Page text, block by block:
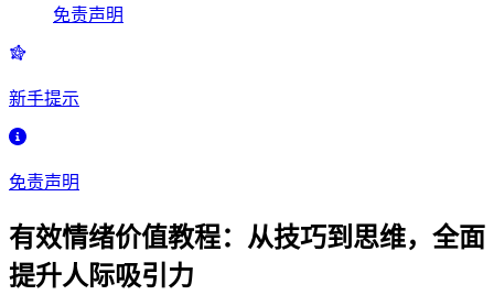
免责声明
新手提示
免责声明
有效情绪价值教程：从技巧到思维，全面
提升人际吸引力